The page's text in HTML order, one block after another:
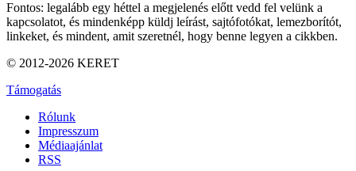
Fontos: legalább egy héttel a megjelenés előtt vedd fel velünk a
kapcsolatot, és mindenképp küldj leírást, sajtófotókat, lemezborítót,
linkeket, és mindent, amit szeretnél, hogy benne legyen a cikkben.
© 2012-2026 KERET
Támogatás
Rólunk
Impresszum
Médiaajánlat
RSS